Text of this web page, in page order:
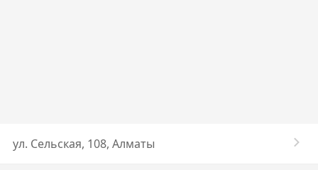
​ул. Сельская, 108, Алматы